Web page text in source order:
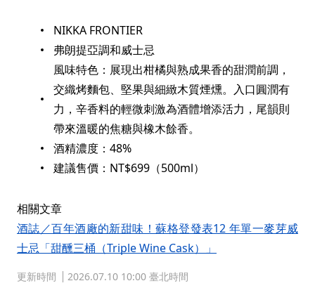
NIKKA FRONTIER
弗朗提亞調和威士忌
風味特色：展現出柑橘與熟成果香的甜潤前調，
交織烤麵包、堅果與細緻木質煙燻。入口圓潤有
力，辛香料的輕微刺激為酒體增添活力，尾韻則
帶來溫暖的焦糖與橡木餘香。
酒精濃度：48%
建議售價：NT$699（500ml）
相關文章
酒誌／百年酒廠的新甜味！蘇格登發表12 年單一麥芽威
士忌「甜醺三桶（Triple Wine Cask）」
更新時間 2026.07.10 10:00 臺北時間